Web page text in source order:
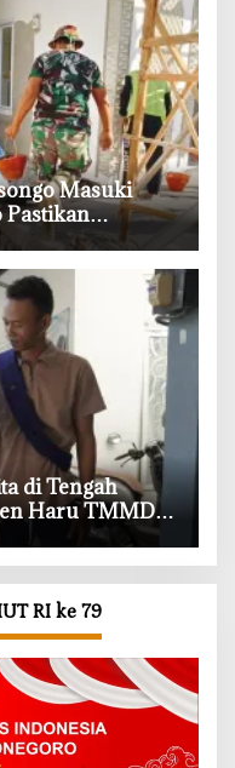
Masuki
di Tengah
Haru TMMD
RI ke 79